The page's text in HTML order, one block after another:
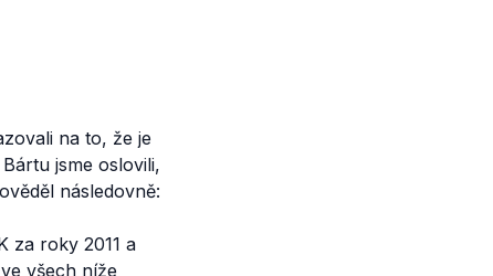
na to, že je
jsme oslovili,
následovně:
za roky 2011 a
všech níže